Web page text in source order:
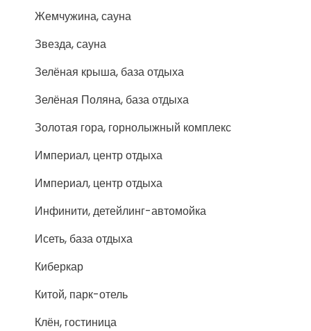
Жемчужина, сауна
Звезда, сауна
Зелёная крыша, база отдыха
Зелёная Поляна, база отдыха
Золотая гора, горнолыжный комплекс
Империал, центр отдыха
Империал, центр отдыха
Инфинити, детейлинг-автомойка
Исеть, база отдыха
Киберкар
Китой, парк-отель
Клён, гостиница